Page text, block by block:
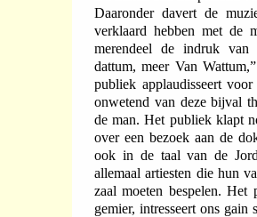
Daaronder davert de
verklaard hebben met de
merendeel de indruk van
dattum, meer Van
publiek applaudisseert
onwetend van deze bijval
de man. Het publiek klapt
over een bezoek aan de
ook in de taal van de
allemaal artiesten die hun
zaal moeten bespelen.
gemier, intresseert ons